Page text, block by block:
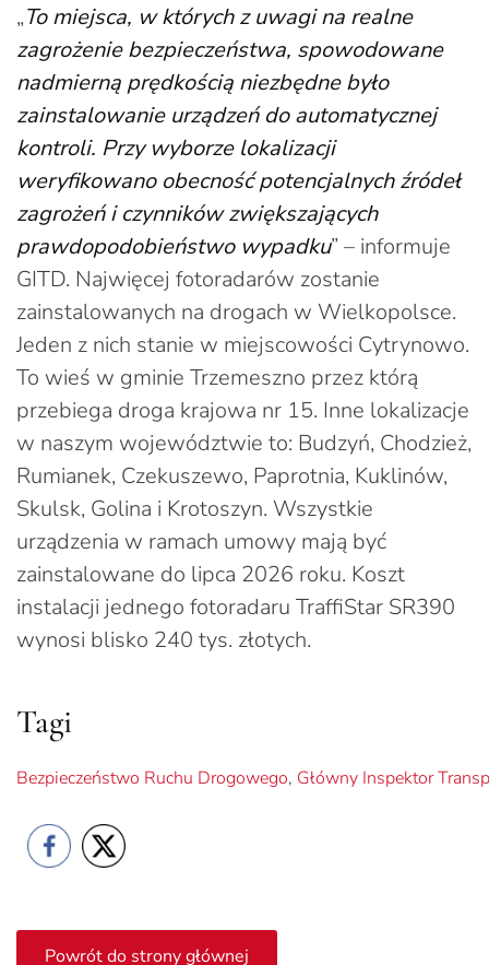
„To miejsca, w których z uwagi na realne
zagrożenie bezpieczeństwa, spowodowane
nadmierną prędkością niezbędne było
zainstalowanie urządzeń do automatycznej
kontroli. Przy wyborze lokalizacji
weryfikowano obecność potencjalnych źródeł
zagrożeń i czynników zwiększających
prawdopodobieństwo wypadku” – informuje
GITD. Najwięcej fotoradarów zostanie
zainstalowanych na drogach w Wielkopolsce.
Jeden z nich stanie w miejscowości Cytrynowo.
To wieś w gminie Trzemeszno przez którą
przebiega droga krajowa nr 15. Inne lokalizacje
w naszym województwie to: Budzyń, Chodzież,
Rumianek, Czekuszewo, Paprotnia, Kuklinów,
Skulsk, Golina i Krotoszyn. Wszystkie
urządzenia w ramach umowy mają być
zainstalowane do lipca 2026 roku. Koszt
instalacji jednego fotoradaru TraffiStar SR390
wynosi blisko 240 tys. złotych.
Tagi
Bezpieczeństwo Ruchu Drogowego, Główny Inspektor
Powrót do strony głównej